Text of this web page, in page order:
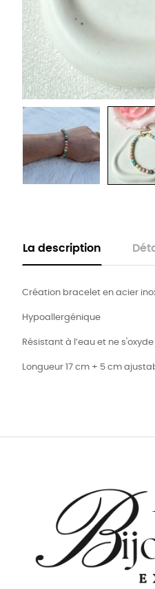
La description
Création bracelet en acier
Hypoallergénique
Résistant à l’eau et ne
Longueur 17 cm + 5 cm